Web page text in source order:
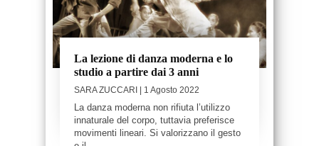
La lezione di danza moderna e lo
studio a partire dai 3 anni
SARA ZUCCARI | 1 Agosto 2022
La danza moderna non rifiuta l’utilizzo
innaturale del corpo, tuttavia preferisce
movimenti lineari. Si valorizzano il gesto